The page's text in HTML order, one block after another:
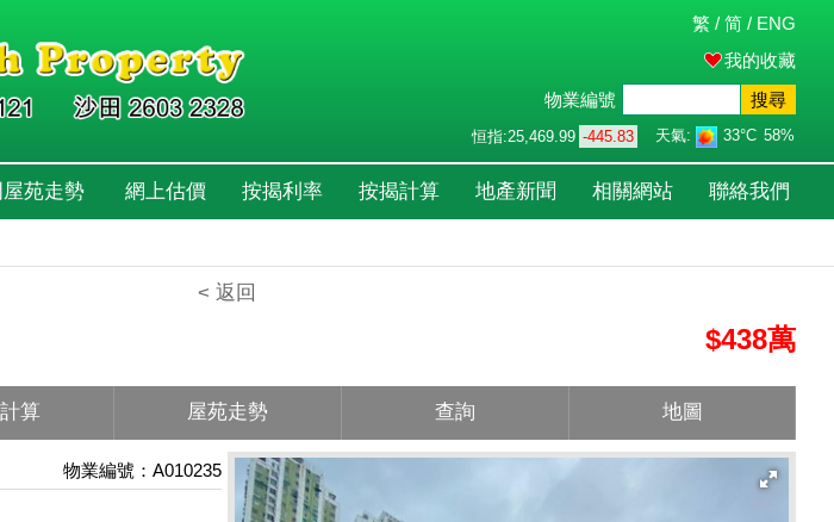
繁 / 简 / ENG
我的收藏
物業編號
搜尋
恒指:25,469.99 -445.83 天氣: 33°C 58%
苑走勢 網上估價 按揭利率 按揭計算 地產新聞 相關網站 聯絡我們
< 返回
$438萬
算 屋苑走勢 查詢 地圖
物業編號：A010235